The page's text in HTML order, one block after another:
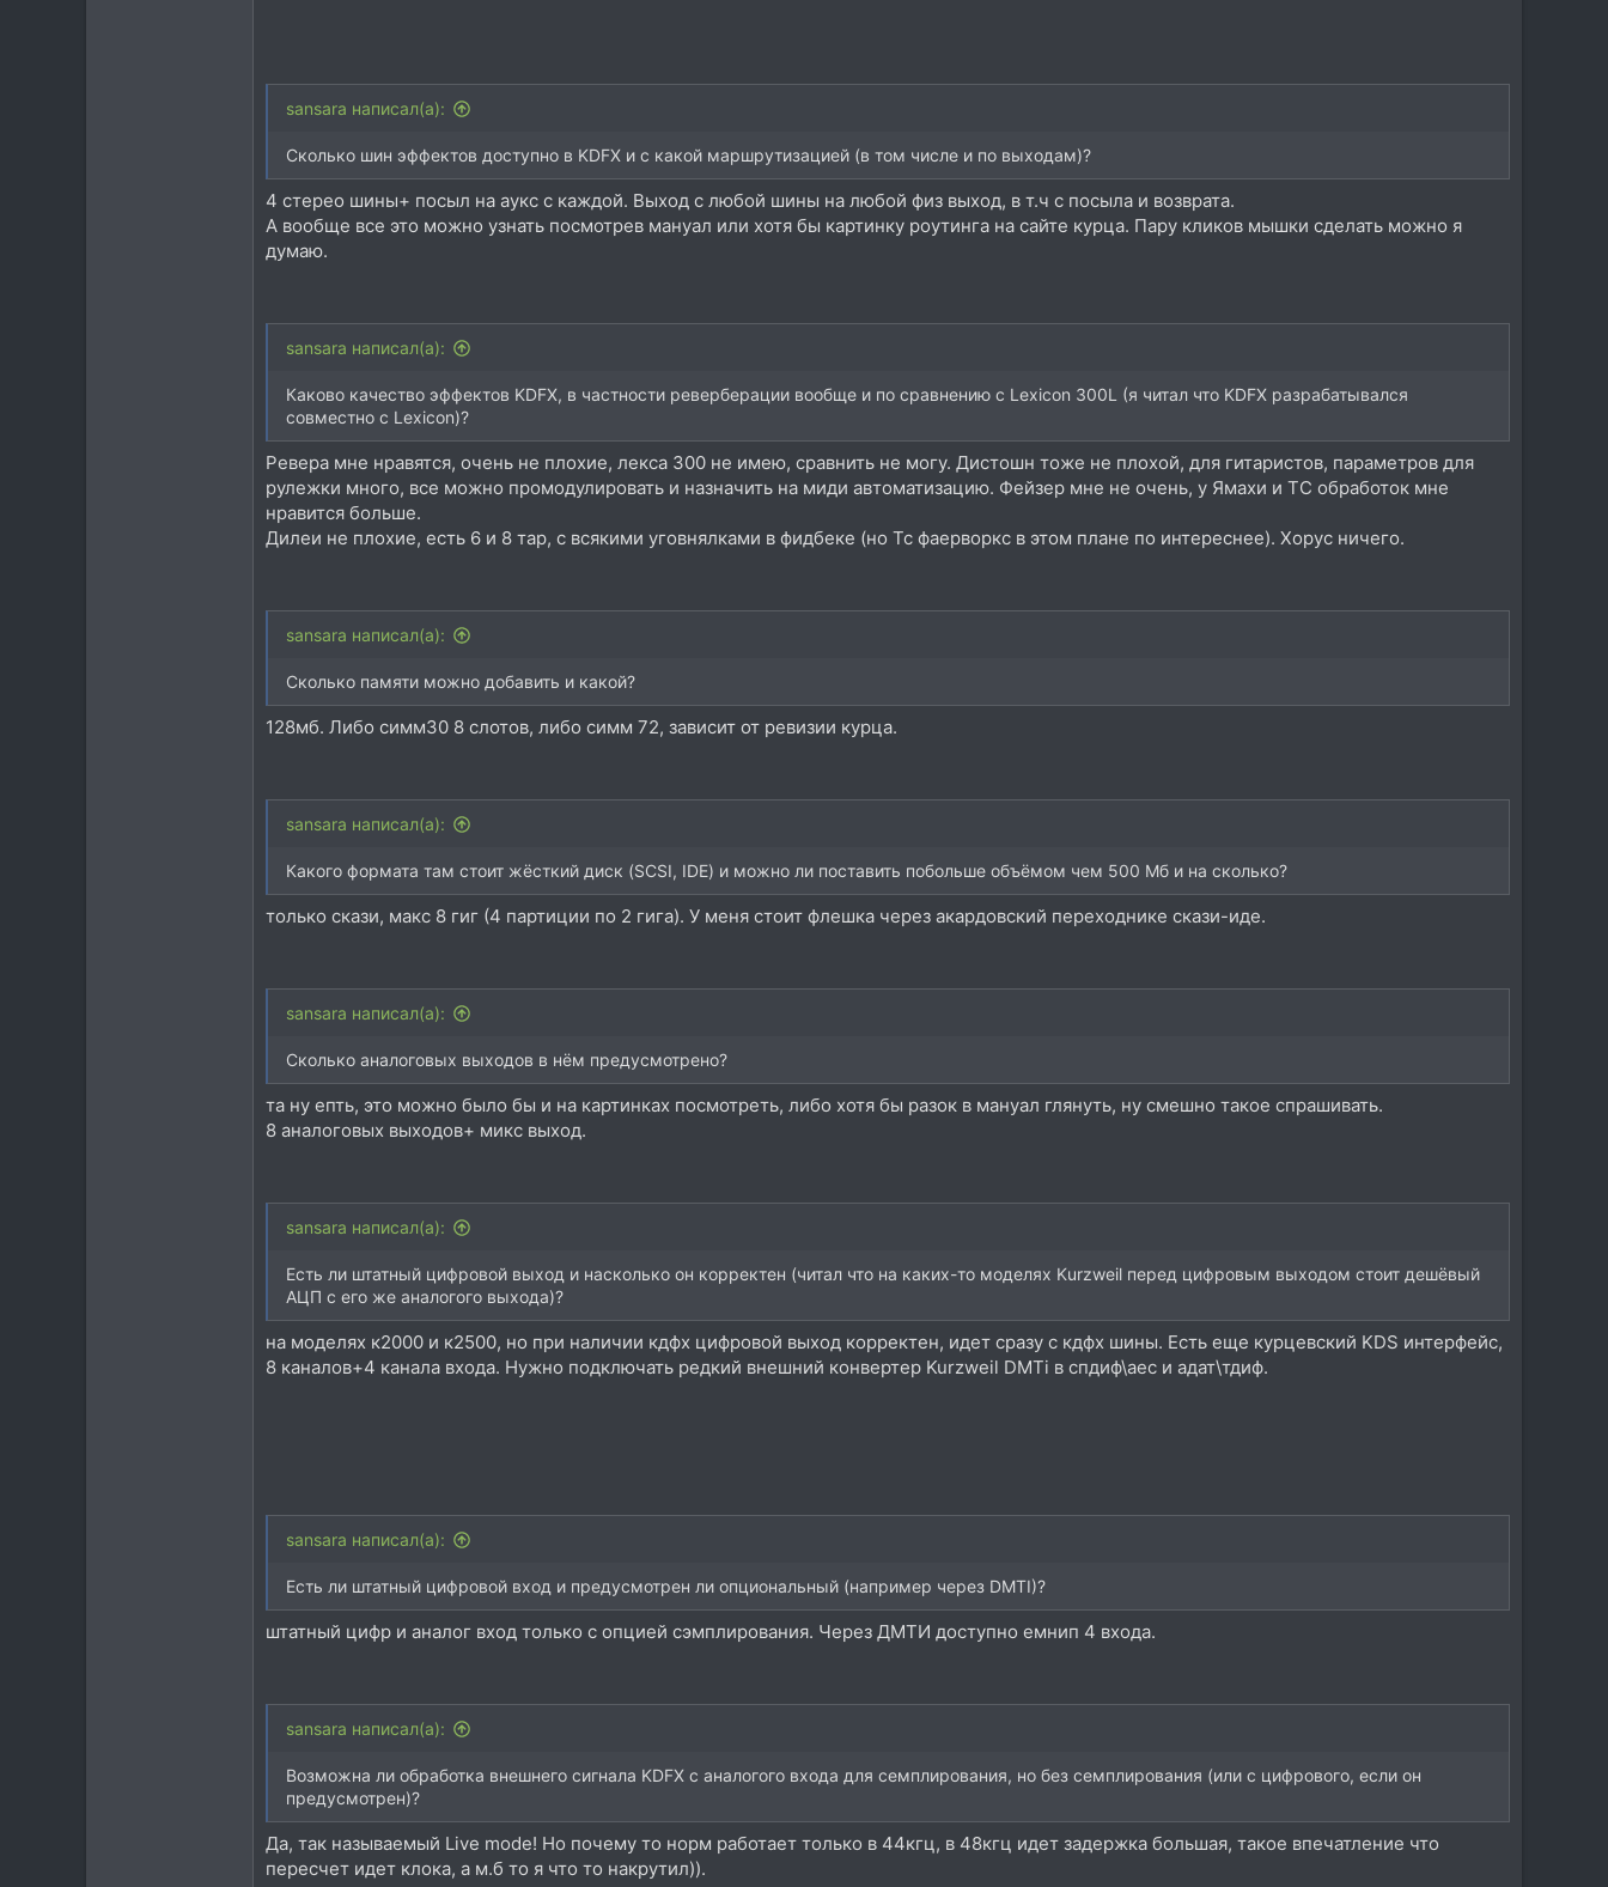
sansara написал(а):
Сколько шин эффектов доступно в KDFX и с какой маршрутизацией (в том числе и по выходам)?
4 стерео шины+ посыл на аукс с каждой. Выход с любой шины на любой физ выход, в т.ч с посыла и возврата.
А вообще все это можно узнать посмотрев мануал или хотя бы картинку роутинга на сайте курца. Пару кликов мышки сделать можно я
думаю.
sansara написал(а):
Каково качество эффектов KDFX, в частности реверберации вообще и по сравнению с Lexicon 300L (я читал что KDFX разрабатывался
совместно с Lexicon)?
Ревера мне нравятся, очень не плохие, лекса 300 не имею, сравнить не могу. Дистошн тоже не плохой, для гитаристов, параметров для
рулежки много, все можно промодулировать и назначить на миди автоматизацию. Фейзер мне не очень, у Ямахи и ТС обработок мне
нравится больше.
Дилеи не плохие, есть 6 и 8 тар, с всякими уговнялками в фидбеке (но Тс фаерворкс в этом плане по интереснее). Хорус ничего.
sansara написал(а):
Сколько памяти можно добавить и какой?
128мб. Либо симм30 8 слотов, либо симм 72, зависит от ревизии курца.
sansara написал(а):
Какого формата там стоит жёсткий диск (SCSI, IDE) и можно ли поставить побольше объёмом чем 500 Мб и на сколько?
только скази, макс 8 гиг (4 партиции по 2 гига). У меня стоит флешка через акардовский переходнике скази-иде.
sansara написал(а):
Сколько аналоговых выходов в нём предусмотрено?
та ну епть, это можно было бы и на картинках посмотреть, либо хотя бы разок в мануал глянуть, ну смешно такое спрашивать.
8 аналоговых выходов+ микс выход.
sansara написал(а):
Есть ли штатный цифровой выход и насколько он корректен (читал что на каких-то моделях Kurzweil перед цифровым выходом стоит дешёвый
АЦП с его же аналогого выхода)?
на моделях к2000 и к2500, но при наличии кдфх цифровой выход корректен, идет сразу с кдфх шины. Есть еще курцевский KDS интерфейс,
8 каналов+4 канала входа. Нужно подключать редкий внешний конвертер Kurzweil DMTi в спдиф\аес и адат\тдиф.
sansara написал(а):
Есть ли штатный цифровой вход и предусмотрен ли опциональный (например через DMTI)?
штатный цифр и аналог вход только с опцией сэмплирования. Через ДМТИ доступно емнип 4 входа.
sansara написал(а):
Возможна ли обработка внешнего сигнала KDFX с аналогого входа для семплирования, но без семплирования (или с цифрового, если он
предусмотрен)?
Да, так называемый Live mode! Но почему то норм работает только в 44кгц, в 48кгц идет задержка большая, такое впечатление что
пересчет идет клока, а м.б то я что то накрутил)).